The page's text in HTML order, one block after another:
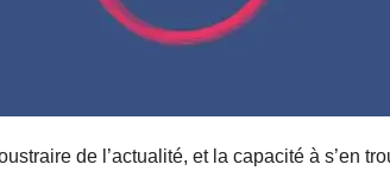
de l’actualité, et la capacité à s’en